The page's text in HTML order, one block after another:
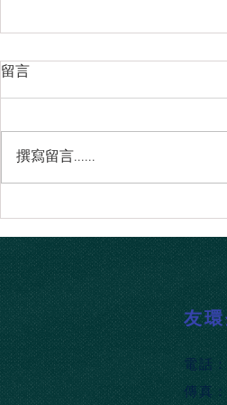
Atlassian 連續四年榮獲 2026
Gartner® DevSecOps 平台領
者，展現賦能團隊加速軟體
發的強大實力！
留言
撰寫留言......
友
電話
傳真